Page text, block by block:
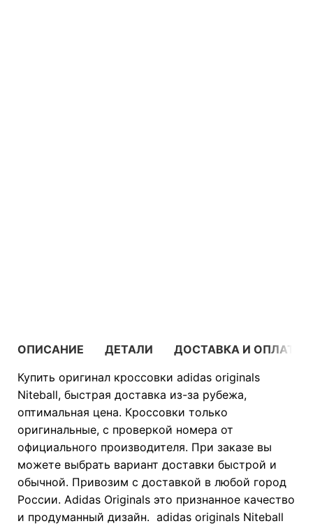
ОПИСАНИЕ ДЕТАЛИ
ДОСТАВКА И ОПЛАТА
Купить оригинал кроссовки adidas originals
Niteball, быстрая доставка из-за рубежа,
оптимальная цена. Кроссовки только
оригинальные, с проверкой номера от
официального производителя. При заказе вы
можете выбрать вариант доставки быстрой и
обычной. Привозим с доставкой в любой город
России. Adidas Originals это признанное качество
и продуманный дизайн. adidas originals Niteball